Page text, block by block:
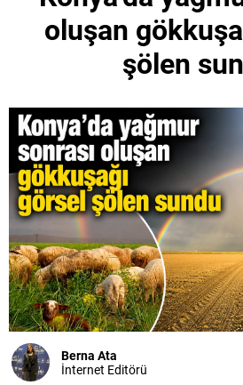
oluşan
şölen
Berna Ata
İnternet Editörü